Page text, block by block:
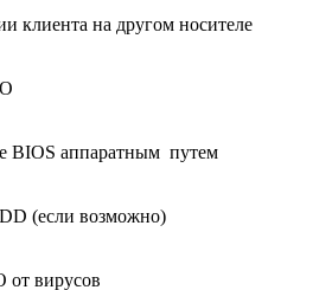
клиента на другом носителе
BIOS аппаратным путем
(если возможно)
от вирусов